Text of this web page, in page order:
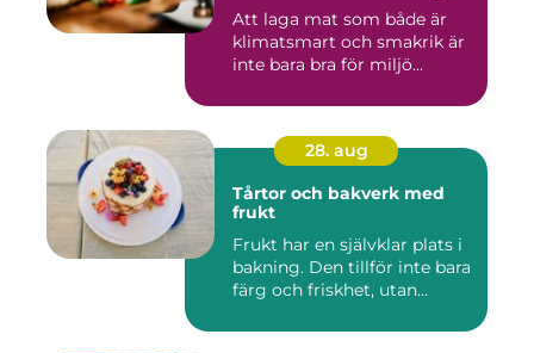
Att laga mat som både är
klimatsmart och smakrik är
inte bara bra för miljö...
28. aug
Tårtor och bakverk med
frukt
Frukt har en självklar plats i
bakning. Den tillför inte bara
färg och friskhet, utan...